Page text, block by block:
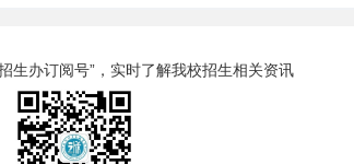
生办订阅号”，实时了解我校招生相关资讯